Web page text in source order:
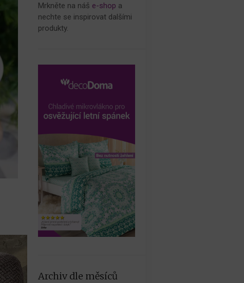
Mrkněte na náš e-shop a
nechte se inspirovat dalšími
produkty.
Archiv dle měsíců